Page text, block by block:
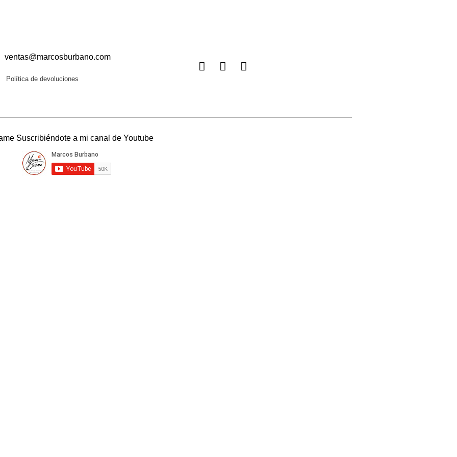
ventas@marcosburbano.com
Política de devoluciones
Suscribiéndote a mi canal de Youtube